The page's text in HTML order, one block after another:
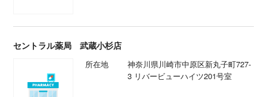
セントラル薬局 武蔵小杉店
所在地
神奈川県川崎市中原区新丸子町727-
3 リバービューハイツ201号室